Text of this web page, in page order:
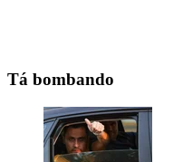
Tá bombando